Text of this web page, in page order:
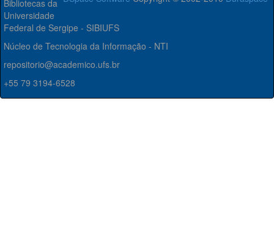
Bibliotecas da
Universidade
Federal de Sergipe - SIBIUFS
Núcleo de Tecnologia da Informação - NTI
repositorio@academico.ufs.br
+55 79 3194-6528